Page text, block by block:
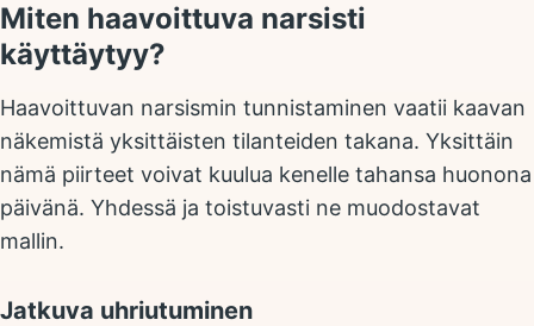
Miten haavoittuva narsisti
käyttäytyy?
Haavoittuvan narsismin tunnistaminen vaatii kaavan
näkemistä yksittäisten tilanteiden takana. Yksittäin
nämä piirteet voivat kuulua kenelle tahansa huonona
päivänä. Yhdessä ja toistuvasti ne muodostavat
mallin.
Jatkuva uhriutuminen